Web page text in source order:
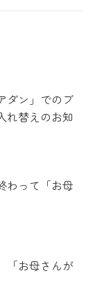
ダン」でのブ
れ替えのお知
わって「お母
「お母さんが